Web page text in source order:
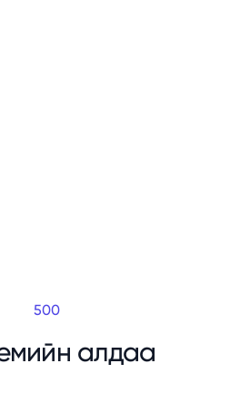
500
алдаа